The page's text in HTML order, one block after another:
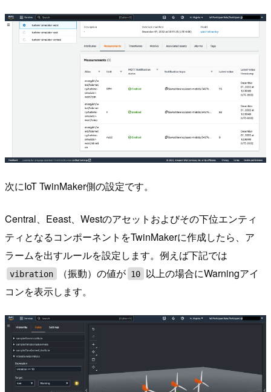
次にIoT TwinMaker側の設定です。
Central、Eeast、Westのアセットおよびその下位エンティ
ティとなるコンポーネントをTwinMakerに作成したら、ア
ラームを出すルールを設定します。例えば下記では
vibration （振動）の値が 10
以上の場合にWarningアイ
コンを表示します。